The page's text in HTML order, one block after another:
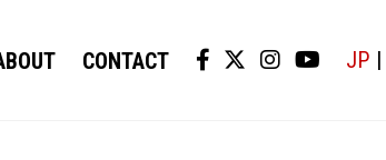
CONTACT JP